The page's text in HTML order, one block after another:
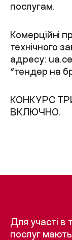
послугам.
Комерційні
технічного
адресу:
“тендер на
КОНКУРС
ВКЛЮЧНО.
Для участі в
послуг